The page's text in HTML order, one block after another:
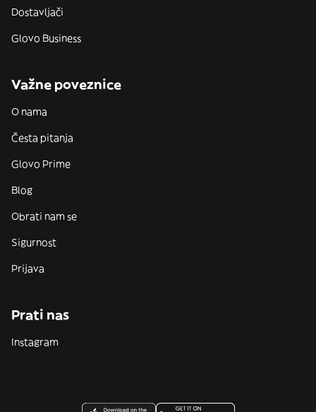
Dostavljači
Glovo Business
Važne poveznice
O nama
Česta pitanja
Glovo Prime
Blog
Obrati nam se
Sigurnost
Prijava
Prati nas
Instagram